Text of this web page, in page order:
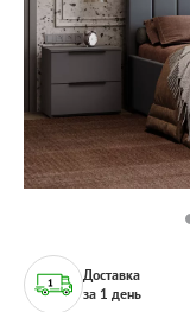
Доставка
за 1 день